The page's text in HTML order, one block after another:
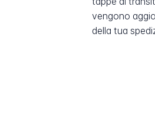
vengono
della tua